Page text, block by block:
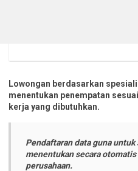
Lowongan berdasarkan
menentukan penempatan
kerja yang dibutuhkan.
Pendaftaran data guna untuk
menentukan secara
perusahaan.